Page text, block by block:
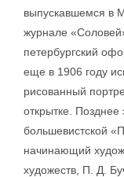
выпускавшемся в
журнале
петербургский
еще в 1906 году
рисованный
открытке. Позднее
большевистской
начинающий
художеств, П. Д.